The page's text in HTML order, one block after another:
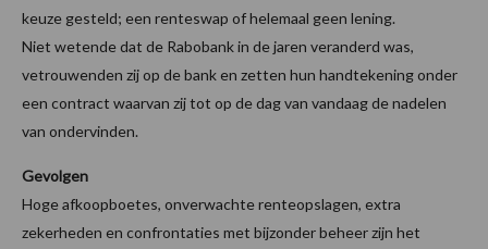
keuze gesteld; een renteswap of helemaal geen lening.
Niet wetende dat de Rabobank in de jaren veranderd was,
vetrouwenden zij op de bank en zetten hun handtekening onder
een contract waarvan zij tot op de dag van vandaag de nadelen
van ondervinden.
Gevolgen
Hoge afkoopboetes, onverwachte renteopslagen, extra
zekerheden en confrontaties met bijzonder beheer zijn het